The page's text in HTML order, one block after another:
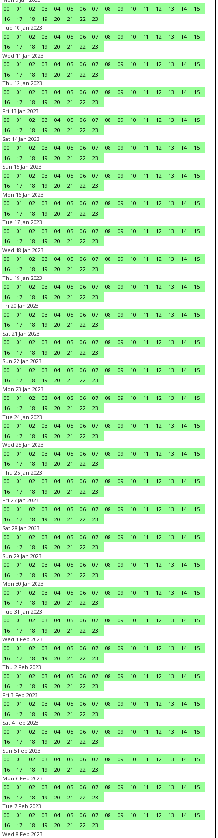
00
01 02 03 04 05 06 07 08 09 10 11 12 13 14
15
16
17 18 19 20 21 22
23
Tue 10 Jan 2023
00
01 02 03 04 05 06 07 08 09 10 11 12 13 14
15
16
17 18 19 20 21 22
23
Wed 11 Jan 2023
00
01 02 03 04 05 06 07 08 09 10 11 12 13 14
15
16
17 18 19 20 21 22
23
Thu 12 Jan 2023
00
01 02 03 04 05 06 07 08 09 10 11 12 13 14
15
16
17 18 19 20 21 22
23
Fri 13 Jan 2023
00
01 02 03 04 05 06 07 08 09 10 11 12 13 14
15
16
17 18 19 20 21 22
23
Sat 14 Jan 2023
00
01 02 03 04 05 06 07 08 09 10 11 12 13 14
15
16
17 18 19 20 21 22
23
Sun 15 Jan 2023
00
01 02 03 04 05 06 07 08 09 10 11 12 13 14
15
16
17 18 19 20 21 22
23
Mon 16 Jan 2023
00
01 02 03 04 05 06 07 08 09 10 11 12 13 14
15
16
17 18 19 20 21 22
23
Tue 17 Jan 2023
00
01 02 03 04 05 06 07 08 09 10 11 12 13 14
15
16
17 18 19 20 21 22
23
Wed 18 Jan 2023
00
01 02 03 04 05 06 07 08 09 10 11 12 13 14
15
16
17 18 19 20 21 22
23
Thu 19 Jan 2023
00
01 02 03 04 05 06 07 08 09 10 11 12 13 14
15
16
17 18 19 20 21 22
23
Fri 20 Jan 2023
00
01 02 03 04 05 06 07 08 09 10 11 12 13 14
15
16
17 18 19 20 21 22
23
Sat 21 Jan 2023
00
01 02 03 04 05 06 07 08 09 10 11 12 13 14
15
16
17 18 19 20 21 22
23
Sun 22 Jan 2023
00
01 02 03 04 05 06 07 08 09 10 11 12 13 14
15
16
17 18 19 20 21 22
23
Mon 23 Jan 2023
00
01 02 03 04 05 06 07 08 09 10 11 12 13 14
15
16
17 18 19 20 21 22
23
Tue 24 Jan 2023
00
01 02 03 04 05 06 07 08 09 10 11 12 13 14
15
16
17 18 19 20 21 22
23
Wed 25 Jan 2023
00
01 02 03 04 05 06 07 08 09 10 11 12 13 14
15
16
17 18 19 20 21 22
23
Thu 26 Jan 2023
00
01 02 03 04 05 06 07 08 09 10 11 12 13 14
15
16
17 18 19 20 21 22
23
Fri 27 Jan 2023
00
01 02 03 04 05 06 07 08 09 10 11 12 13 14
15
16
17 18 19 20 21 22
23
Sat 28 Jan 2023
00
01 02 03 04 05 06 07 08 09 10 11 12 13 14
15
16
17 18 19 20 21 22
23
Sun 29 Jan 2023
00
01 02 03 04 05 06 07 08 09 10 11 12 13 14
15
16
17 18 19 20 21 22
23
Mon 30 Jan 2023
00
01 02 03 04 05 06 07 08 09 10 11 12 13 14
15
16
17 18 19 20 21 22
23
Tue 31 Jan 2023
00
01 02 03 04 05 06 07 08 09 10 11 12 13 14
15
16
17 18 19 20 21 22
23
Wed 1 Feb 2023
00
01 02 03 04 05 06 07 08 09 10 11 12 13 14
15
16
17 18 19 20 21 22
23
Thu 2 Feb 2023
00
01 02 03 04 05 06 07 08 09 10 11 12 13 14
15
16
17 18 19 20 21 22
23
Fri 3 Feb 2023
00
01 02 03 04 05 06 07 08 09 10 11 12 13 14
15
16
17 18 19 20 21 22
23
Sat 4 Feb 2023
00
01 02 03 04 05 06 07 08 09 10 11 12 13 14
15
16
17 18 19 20 21 22
23
Sun 5 Feb 2023
00
01 02 03 04 05 06 07 08 09 10 11 12 13 14
15
16
17 18 19 20 21 22
23
Mon 6 Feb 2023
00
01 02 03 04 05 06 07 08 09 10 11 12 13 14
15
16
17 18 19 20 21 22
23
Tue 7 Feb 2023
00
01 02 03 04 05 06 07 08 09 10 11 12 13 14
15
16
17 18 19 20 21 22
23
Wed 8 Feb 2023